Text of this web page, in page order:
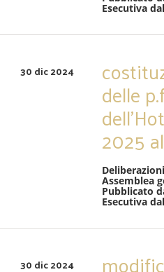
Esecutiva
30 dic 2024
delle
2025
Deliberazioni
Assemblea
Pubblicato
Esecutiva
30 dic 2024